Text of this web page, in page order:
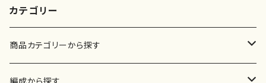
カテゴリー
商品カテゴリーから探す
楽譜
編成から探す